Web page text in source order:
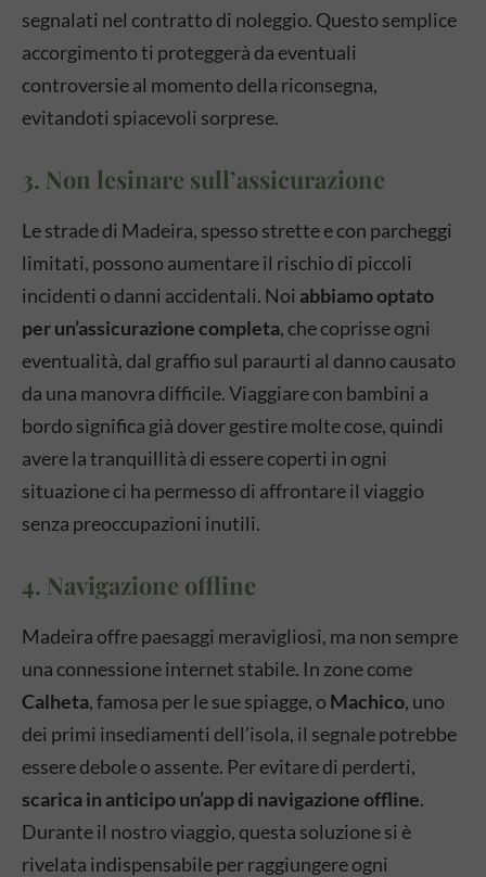
segnalati nel contratto di noleggio. Questo semplice
accorgimento ti proteggerà da eventuali
controversie al momento della riconsegna,
evitandoti spiacevoli sorprese.
3. Non lesinare sull’assicurazione
Le strade di Madeira, spesso strette e con parcheggi
limitati, possono aumentare il rischio di piccoli
incidenti o danni accidentali. Noi abbiamo optato
per un’assicurazione completa, che coprisse ogni
eventualità, dal graffio sul paraurti al danno causato
da una manovra difficile. Viaggiare con bambini a
bordo significa già dover gestire molte cose, quindi
avere la tranquillità di essere coperti in ogni
situazione ci ha permesso di affrontare il viaggio
senza preoccupazioni inutili.
4. Navigazione offline
Madeira offre paesaggi meravigliosi, ma non sempre
una connessione internet stabile. In zone come
Calheta, famosa per le sue spiagge, o Machico, uno
dei primi insediamenti dell’isola, il segnale potrebbe
essere debole o assente. Per evitare di perderti,
scarica in anticipo un’app di navigazione offline.
Durante il nostro viaggio, questa soluzione si è
rivelata indispensabile per raggiungere ogni